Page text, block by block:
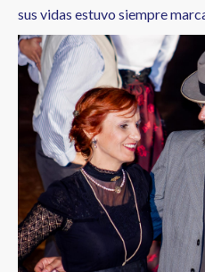
sus vidas estuvo siempre